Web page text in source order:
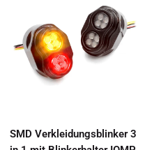
SMD Verkleidungsblinker 3